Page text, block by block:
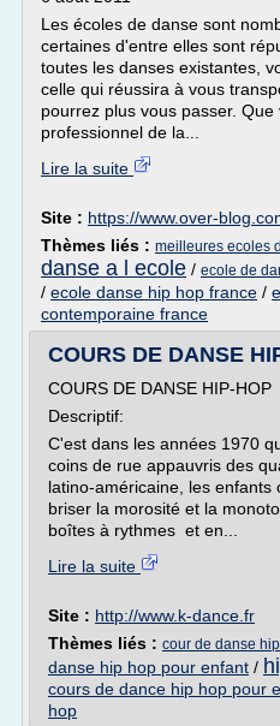
Les écoles de danse sont
certaines d'entre elles sont
toutes les danses existantes,
celle qui réussira à vous
pourrez plus vous passer.
professionnel de la...
Lire la suite
Site : https://www.over-
Thèmes liés : meilleures ecoles
danse a l ecole / ecole de
/ ecole danse hip hop france /
contemporaine france
COURS DE DANSE
COURS DE DANSE HIP-HOP
Descriptif:
C'est dans les années 1970
coins de rue appauvris des
latino-américaine, les enfants
briser la morosité et la
boîtes à rythmes et en...
Lire la suite
Site : http://www.k-dance.fr
Thèmes liés : cour de danse
danse hip hop pour enfant /
cours de dance hip hop pour
hop